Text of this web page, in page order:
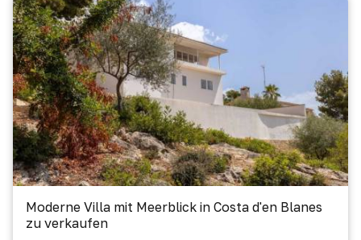
Moderne Villa mit Meerblick in Costa d'en Blanes
zu verkaufen